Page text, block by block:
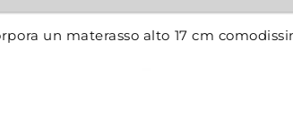
un materasso alto 17 cm